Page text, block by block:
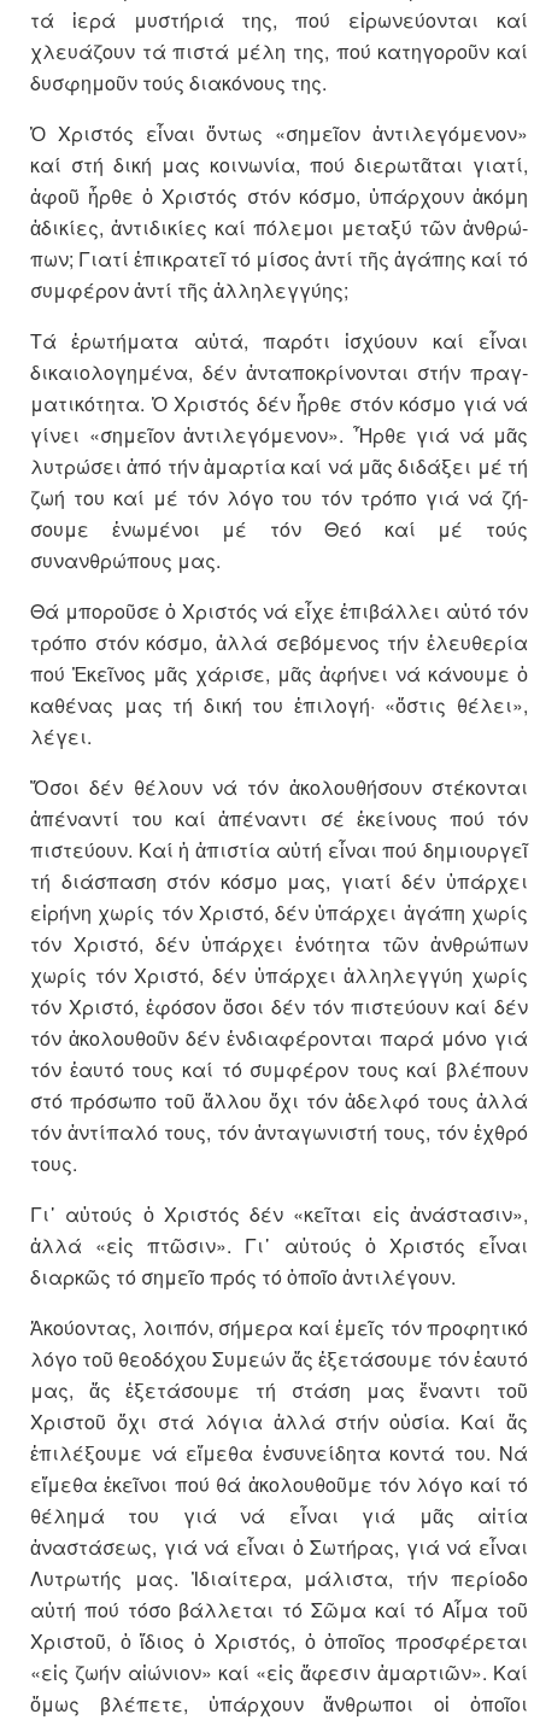
τά ἱερά μυ­στήριά της, πού εἰρωνεύονται καί
χλευάζουν τά πιστά μέλη της, πού κατηγοροῦν καί
δυσφημοῦν τούς διακόνους της.
Ὁ Χριστός εἶναι ὄντως «σημεῖον ἀντιλεγόμενον»
καί στή δική μας κοινωνία, πού διερωτᾶται γιατί,
ἀφοῦ ἦρθε ὁ Χριστός στόν κόσμο, ὑπάρχουν ἀκόμη
ἀδικίες, ἀντιδι­κί­ες καί πόλεμοι μεταξύ τῶν ἀν­θρώ­­
πων; Γιατί ἐπικρατεῖ τό μίσος ἀντί τῆς ἀγάπης καί τό
συμ­φέ­ρον ἀντί τῆς ἀλληλεγγύης;
Τά ἐρωτήματα αὐτά, παρότι ἰσχύ­ουν καί εἶναι
δικαιολογημένα, δέν ἀνταποκρίνονται στήν πραγ­
μα­­τι­κό­­τητα. Ὁ Χριστός δέν ἦρθε στόν κόσμο γιά νά
γίνει «σημεῖον ἀντι­λε­γόμενον». Ἦρθε γιά νά μᾶς
λυτρώ­σει ἀπό τήν ἁμαρτία καί νά μᾶς δι­δάξει μέ τή
ζωή του καί μέ τόν λόγο του τόν τρόπο γιά νά ζή­
σουμε ἑνωμένοι μέ τόν Θεό καί μέ τούς
συνανθρώπους μας.
Θά μποροῦσε ὁ Χριστός νά εἶχε ἐπιβάλλει αὐτό τόν
τρόπο στόν κόσμο, ἀλλά σεβόμενος τήν ἐλευ­θερία
πού Ἐκεῖνος μᾶς χάρισε, μᾶς ἀφήνει νά κά­νουμε ὁ
καθένας μας τή δική του ἐπιλογή· «ὅστις θέλει»,
λέγει.
Ὅσοι δέν θέλουν νά τόν ἀκολου­θήσουν στέκονται
ἀπένα­ντί του καί ἀπέναντι σέ ἐκείνους πού τόν
πιστεύουν. Καί ἡ ἀπιστία αὐτή εἶναι πού δημιουργεῖ
τή διά­σπαση στόν κόσμο μας, γιατί δέν ὑπάρχει
εἰρήνη χωρίς τόν Χριστό, δέν ὑπάρχει ἀγάπη χωρίς
τόν Χρι­στό, δέν ὑπάρχει ἑνότητα τῶν ἀν­θρώ­πων
χωρίς τόν Χριστό, δέν ὑπάρχει ἀλληλεγγύη χωρίς
τόν Χρι­στό, ἐφόσον ὅσοι δέν τόν πι­στεύουν καί δέν
τόν ἀκολουθοῦν δέν ἐνδιαφέ­ρο­νται παρά μόνο γιά
τόν ἑαυτό τους καί τό συμφέρον τους καί βλέπουν
στό πρόσωπο τοῦ ἄλλου ὄχι τόν ἀδελφό τους ἀλλά
τόν ἀντί­παλό τους, τόν ἀνταγω­νι­στή τους, τόν ἐχθρό
τους.
Γι᾽ αὐ­τούς ὁ Χριστός δέν «κεῖται εἰς ἀνά­στασιν»,
ἀλλά «εἰς πτῶσιν». Γι᾽ αὐ­τούς ὁ Χριστός εἶναι
διαρκῶς τό σημεῖο πρός τό ὁποῖο ἀντιλέ­γουν.
Ἀκούοντας, λοιπόν, σήμερα καί ἐμεῖς τόν προφητικό
λόγο τοῦ θεο­δόχου Συμεών ἄς ἐξετάσουμε τόν ἑαυτό
μας, ἄς ἐξετάσουμε τή στάση μας ἔναντι τοῦ
Χριστοῦ ὄχι στά λόγια ἀλλά στήν οὐσία. Καί ἄς
ἐπιλέξουμε νά εἴμεθα ἐνσυνείδητα κοντά του. Νά
εἴμεθα ἐκεῖνοι πού θά ἀκολουθοῦμε τόν λόγο καί τό
θέλημά του γιά νά εἶναι γιά μᾶς αἰτία
ἀναστάσεως, γιά νά εἶναι ὁ Σωτήρας, γιά νά εἶναι
Λυτρωτής μας. Ἰδιαίτερα, μάλιστα, τήν περίοδο
αὐτή πού τόσο βάλλεται τό Σῶμα καί τό Αἷμα τοῦ
Χριστοῦ, ὁ ἴδιος ὁ Χριστός, ὁ ὁποῖος προσφέρεται
«εἰς ζωήν αἰώνιον» καί «εἰς ἄφεσιν ἁμαρτιῶν». Καί
ὅμως βλέπετε, ὑπάρχουν ἄνθρωποι οἱ ὁποῖοι